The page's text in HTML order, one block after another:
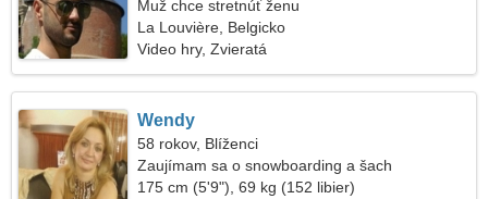
Muž chce stretnúť ženu
La Louvière, Belgicko
Video hry, Zvieratá
Wendy
58 rokov, Blíženci
Zaujímam sa o snowboarding a šach
175 cm (5'9"), 69 kg (152 libier)